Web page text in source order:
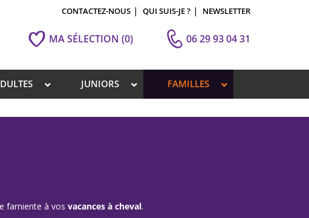
MA SÉLECTION (0) 06 29 93 04 31
CONTACTEZ-NOUS QUI SUIS-JE ? NEWSLETTER
JUNIORS FAMILLES
farniente à vos vacances à cheval.